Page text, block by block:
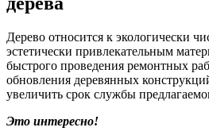
Дерево относится к экологически
эстетически привлекательным
быстрого проведения ремонтных
обновления деревянных
увеличить срок службы
Это интересно!